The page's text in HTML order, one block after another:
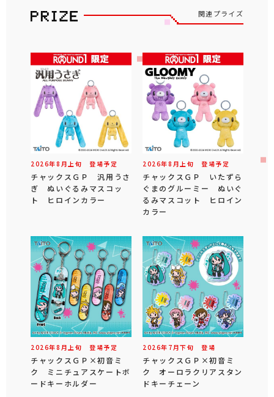
関連プライズ
2026年8 月 上旬 登場予定
チャックスＧＰ 汎用うさ
ぎ ぬいぐるみマスコッ
ト ヒロインカラー
2026年8 月 上旬 登場予定
チャックスＧＰ いたずら
ぐまのグルーミー ぬいぐ
るみマスコット ヒロイン
カラー
2026年8 月 上旬 登場予定
チャックスＧＰ×初音ミ
ク ミニチュアスケートボ
ードキーホルダー
2026年 7 月下旬 登場
チャックスＧＰ×初音ミ
ク オーロラクリアスタン
ドキーチェーン